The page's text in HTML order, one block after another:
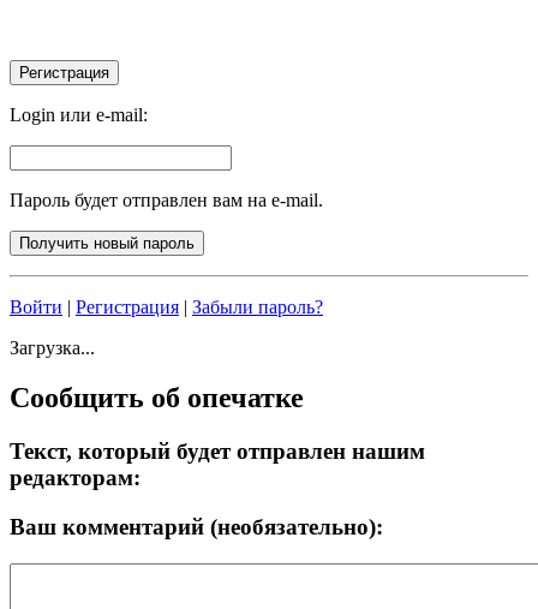
Login или e-mail:
Пароль будет отправлен вам на e-mail.
Войти | Регистрация | Забыли пароль?
Загрузка...
Сообщить об опечатке
Текст, который будет отправлен нашим
редакторам:
Ваш комментарий (необязательно):